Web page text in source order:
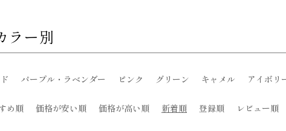
ラー別
パープル・ラベンダー ピンク グリーン キャメル アイボリ
め順 価格が安い順 価格が高い順 新着順 登録順 レビュー順